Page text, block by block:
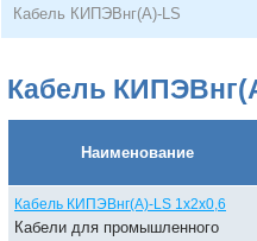
Кабель КИПЭВнг(А)-LS
Кабель
Наименование
Кабель КИПЭВнг(А)-LS 1х2х0,6
Кабели для промышленного